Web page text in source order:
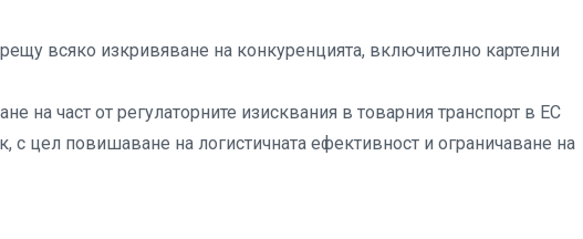
всяко изкривяване на конкуренцията, включително картелни
на част от регулаторните изисквания в товарния транспорт в ЕС
цел повишаване на логистичната ефективност и ограничаване на